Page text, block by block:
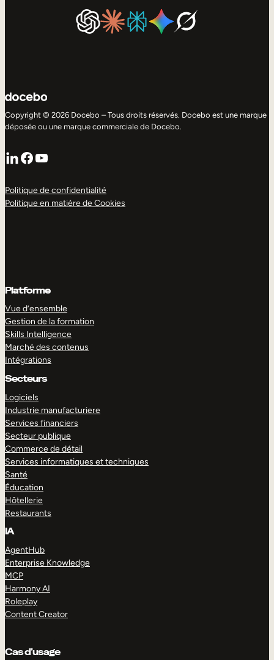
Copyright © 2026 Docebo – Tous droits réservés. Docebo est une marque
déposée ou une marque commerciale de Docebo.
LinkedIn
Facebook
YouTube
Politique de confidentialité
Politique en matière de Cookies
Platforme
Vue d’ensemble
Gestion de la formation
Skills Intelligence
Marché des contenus
Intégrations
Secteurs
Logiciels
Industrie manufacturiere
Services financiers
Secteur publique
Commerce de détail
Services informatiques et techniques
Santé
Éducation
Hôtellerie
Restaurants
IA
AgentHub
Enterprise Knowledge
MCP
Harmony AI
Roleplay
Content Creator
Cas d’usage